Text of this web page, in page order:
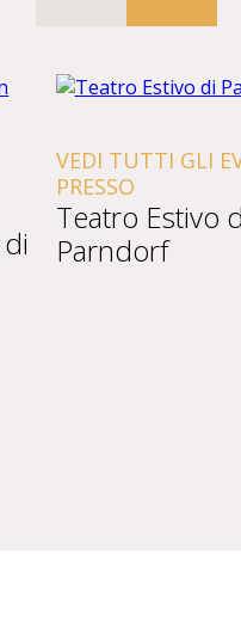
VEDI TUTTI GLI
PRESSO
Teatro Estivo
Parndorf